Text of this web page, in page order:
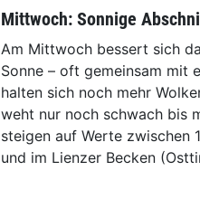
Mittwoch: Sonnige
Am Mittwoch bessert sich
Sonne – oft gemeinsam mit
halten sich noch mehr
weht nur noch schwach bis
steigen auf Werte zwischen
und im Lienzer Becken